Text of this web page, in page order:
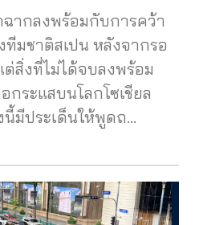
ากลงพร้อมกับการคว้า
มชาติสเปน หลังจากรอ
สิ่งที่ไม่ได้จบลงพร้อม
ระแสบนโลกโซเชียล
นี้มีประเด็นให้พูดถ…